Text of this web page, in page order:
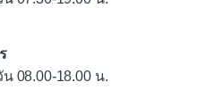
08.00-18.00 น.